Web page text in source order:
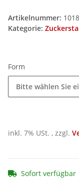
Artikelnummer:
Kategorie:
Form
Bitte wählen Sie
inkl. 7% USt. , zzgl.
Sofort verfügbar